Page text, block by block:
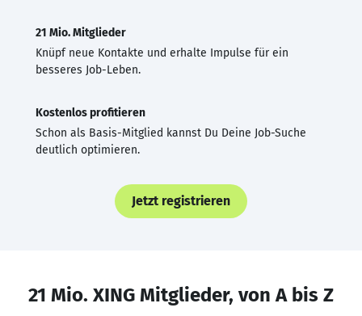
21 Mio. Mitglieder
Knüpf neue Kontakte und erhalte Impulse für ein
besseres Job-Leben.
Kostenlos profitieren
Schon als Basis-Mitglied kannst Du Deine Job-Suche
deutlich optimieren.
Jetzt registrieren
21 Mio. XING Mitglieder, von A bis Z